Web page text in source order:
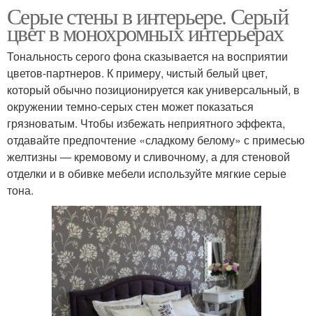
Серые стены в интерьере. Серый
цвет в монохромных интерьерах
Тональность серого фона сказывается на восприятии
цветов-партнеров. К примеру, чистый белый цвет,
который обычно позиционируется как универсальный, в
окружении темно-серых стен может показаться
грязноватым. Чтобы избежать неприятного эффекта,
отдавайте предпочтение «сладкому белому» с примесью
желтизны ― кремовому и сливочному, а для стеновой
отделки и в обивке мебели используйте мягкие серые
тона.